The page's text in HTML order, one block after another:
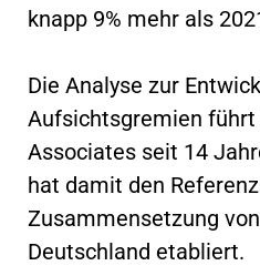
knapp 9% mehr als
Die Analyse zur
Aufsichtsgremien führt
Associates seit 14
hat damit den
Zusammensetzung
Deutschland etabliert.